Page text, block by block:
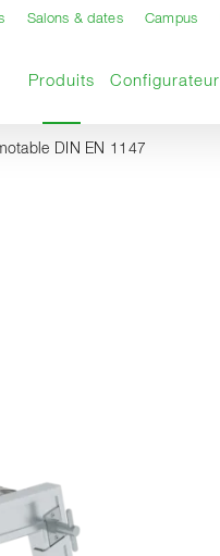
Salons & dates Campus
ProduitsPage actuelle
Configurateur
DIN EN 1147